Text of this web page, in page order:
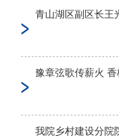
青山湖区副区长王
豫章弦歌传薪火
我院乡村建设分院